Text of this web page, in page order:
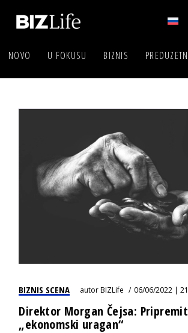
NOVO U FOKUSU BIZNIS
BIZNIS SCENA autorBIZLife 06/06/2022 |
Direktor Morgan Čejsa:
„ekonomski uragan“